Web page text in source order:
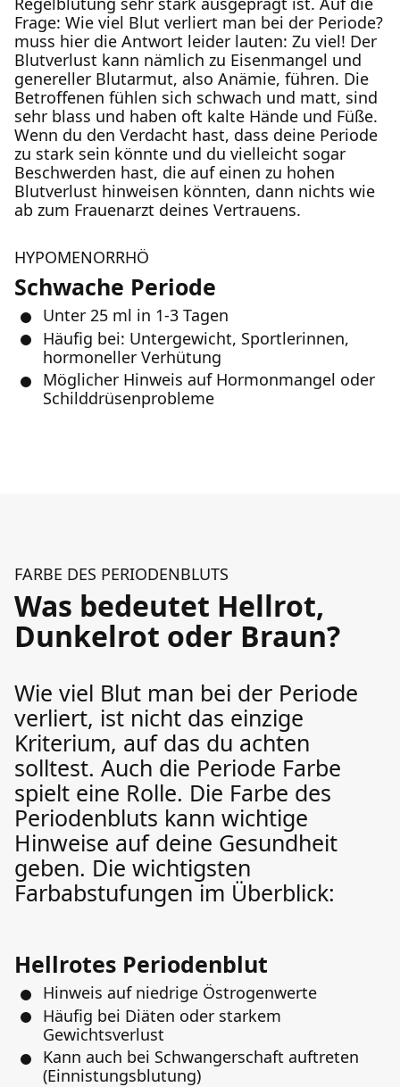
Frage: Wie viel Blut verliert man bei der Periode?
muss hier die Antwort leider lauten: Zu viel! Der
Blutverlust kann nämlich zu Eisenmangel und
genereller Blutarmut, also Anämie, führen. Die
Betroffenen fühlen sich schwach und matt, sind
sehr blass und haben oft kalte Hände und Füße.
Wenn du den Verdacht hast, dass deine Periode
zu stark sein könnte und du vielleicht sogar
Beschwerden hast, die auf einen zu hohen
Blutverlust hinweisen könnten, dann nichts wie
ab zum Frauenarzt deines Vertrauens.
HYPOMENORRHÖ
Schwache Periode
Unter 25 ml in 1-3 Tagen
Häufig bei: Untergewicht, Sportlerinnen,
hormoneller Verhütung
Möglicher Hinweis auf Hormonmangel oder
Schilddrüsenprobleme
FARBE DES PERIODENBLUTS
Was bedeutet Hellrot,
Dunkelrot oder Braun?
Wie viel Blut man bei der Periode
verliert, ist nicht das einzige
Kriterium, auf das du achten
solltest. Auch die Periode Farbe
spielt eine Rolle. Die Farbe des
Periodenbluts kann wichtige
Hinweise auf deine Gesundheit
geben. Die wichtigsten
Farbabstufungen im Überblick:
Hellrotes Periodenblut
Hinweis auf niedrige Östrogenwerte
Häufig bei Diäten oder starkem
Gewichtsverlust
Kann auch bei Schwangerschaft auftreten
(Einnistungsblutung)